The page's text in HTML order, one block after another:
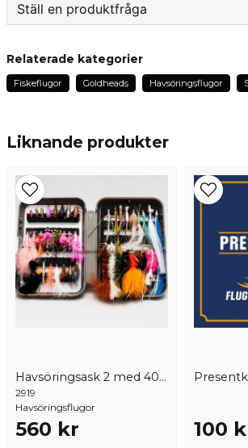
Liknande produkter
Havsöringsask 2 med 40 st flugor
2919
Havsöringsflugor
560 kr 100
Ställ en produktfråga
Fråga oss något om denna
Namn
email
Mejladress
Ja, ni får publicera min fråga
Skicka fråga
Relaterade kategorier
Fiskeflugor Goldheads Havsöringsflugor